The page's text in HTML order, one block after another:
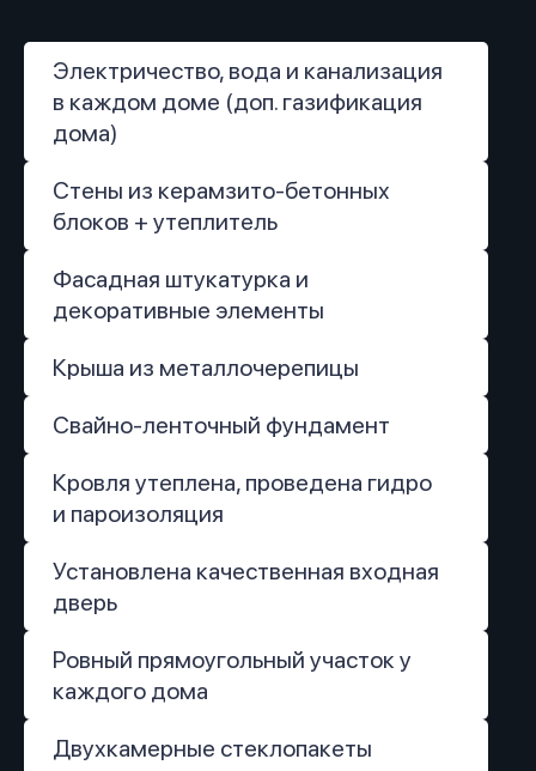
Электричество, вода и канализация
в каждом доме (доп. газификация
дома)
Стены из керамзито-бетонных
блоков + утеплитель
Фасадная штукатурка и
декоративные элементы
Крыша из металлочерепицы
Свайно-ленточный фундамент
Кровля утеплена, проведена гидро
и пароизоляция
Установлена качественная входная
дверь
Ровный прямоугольный участок у
каждого дома
Двухкамерные стеклопакеты